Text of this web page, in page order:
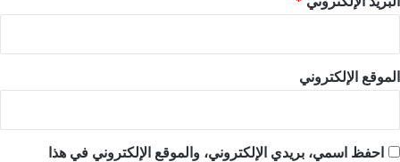
الموقع الإلكتروني
احفظ اسمي، بريدي الإلكتروني، والموقع الإلكتروني في هذا